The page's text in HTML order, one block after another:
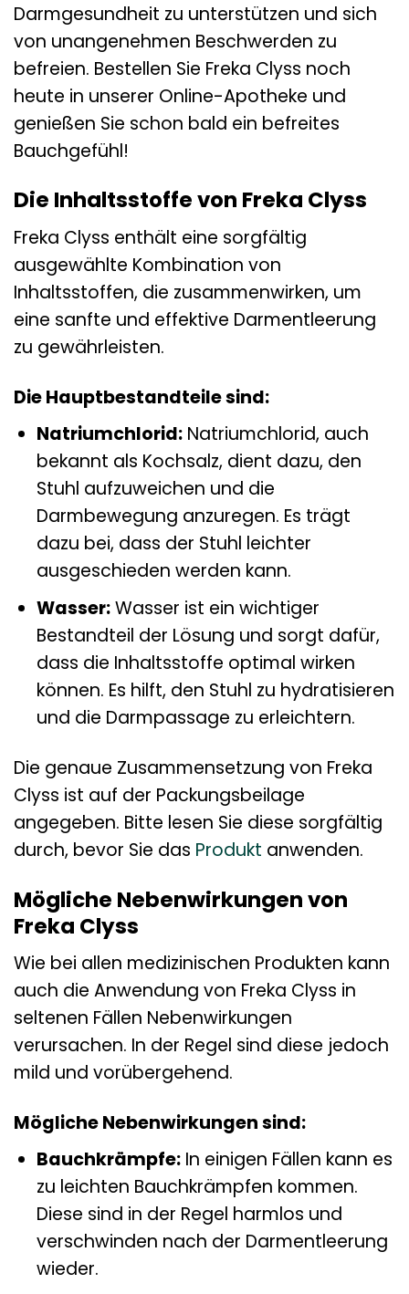
Darmgesundheit zu unterstützen und sich
von unangenehmen Beschwerden zu
befreien. Bestellen Sie Freka Clyss noch
heute in unserer Online-Apotheke und
genießen Sie schon bald ein befreites
Bauchgefühl!
Die Inhaltsstoffe von Freka Clyss
Freka Clyss enthält eine sorgfältig
ausgewählte Kombination von
Inhaltsstoffen, die zusammenwirken, um
eine sanfte und effektive Darmentleerung
zu gewährleisten.
Die Hauptbestandteile sind:
Natriumchlorid:Natriumchlorid, auch
bekannt als Kochsalz, dient dazu, den
Stuhl aufzuweichen und die
Darmbewegung anzuregen. Es trägt
dazu bei, dass der Stuhl leichter
ausgeschieden werden kann.
Wasser:Wasser ist ein wichtiger
Bestandteil der Lösung und sorgt dafür,
dass die Inhaltsstoffe optimal wirken
können. Es hilft, den Stuhl zu hydratisieren
und die Darmpassage zu erleichtern.
Die genaue Zusammensetzung von Freka
Clyss ist auf der Packungsbeilage
angegeben. Bitte lesen Sie diese sorgfältig
durch, bevor Sie das Produkt anwenden.
Mögliche Nebenwirkungen von
Freka Clyss
Wie bei allen medizinischen Produkten kann
auch die Anwendung von Freka Clyss in
seltenen Fällen Nebenwirkungen
verursachen. In der Regel sind diese jedoch
mild und vorübergehend.
Mögliche Nebenwirkungen sind:
Bauchkrämpfe:In einigen Fällen kann es
zu leichten Bauchkrämpfen kommen.
Diese sind in der Regel harmlos und
verschwinden nach der Darmentleerung
wieder.